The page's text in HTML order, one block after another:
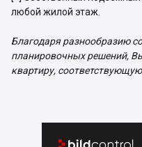
любой жилой этаж.
Благодаря разнообразию
планировочных решений,
квартиру,
 